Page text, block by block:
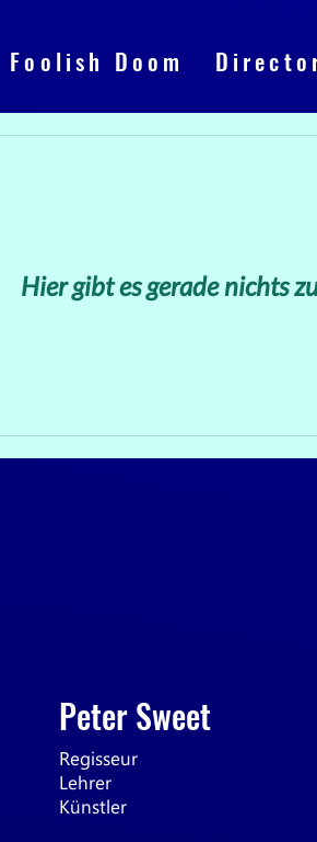
Foolish Doom
Hier gibt es gerade nichts
Peter Sweet
Regisseur
Lehrer
Künstler